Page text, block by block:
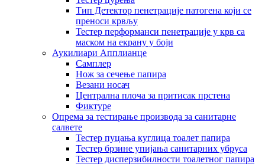
Тип Детектор пенетрације патогена који се
преноси крвљу
Тестер перформанси пенетрације у крв са
маском на екрану у боји
Аукилиари Апплианце
Самплер
Нож за сечење папира
Везани носач
Централна плоча за притисак прстена
Фиктуре
Опрема за тестирање производа за санитарне
салвете
Тестер пуцања куглица тоалет папира
Тестер брзине упијања санитарних убруса
Тестер дисперзибилности тоалетног папира